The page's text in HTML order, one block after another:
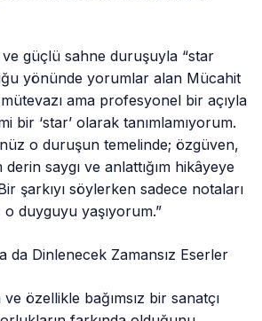
güçlü sahne duruşuyla “star
yönünde yorumlar alan Mücahit
ama profesyonel bir açıyla
bir ‘star’ olarak tanımlamıyorum.
o duruşun temelinde; özgüven,
saygı ve anlattığım hikâyeye
şarkıyı söylerken sadece notaları
duyguyu yaşıyorum.”
da Dinlenecek Zamansız Eserler
özellikle bağımsız bir sanatçı